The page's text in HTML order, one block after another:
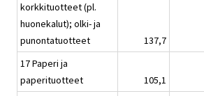
korkkituotteet (pl.
huonekalut); olki- ja
punontatuotteet
137,7
17 Paperi ja
paperituotteet
105,1